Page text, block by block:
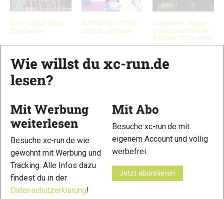
Sierre Zinal 2026:
Ergebnisse
KAT100 by UTMB
2026: Ergebnisse
Schnalstal Alpine
Trail presented by
KAILAS FUGA 2026:
Ergebnisse
Schreibe einen Kommentar
xc-run.de ist DAS deutschsprachige Trailrunning-Portal mit
aktuellen News aus der Szene, einer Traildatenbank,
Trailrunning-Community und allem was du sonst noch über
deine Lieblingssportart wissen solltest.
ObTrailrunning-Anfänger oder Profi-Sportler, wir haben
immer ein offenes Ohr für dich! Du kannst uns jederzeit über
Wie willst du xc-run.de
lesen?
Mit Werbung
weiterlesen
Besuche xc-run.de wie
gewohnt mit Werbung und
Tracking. Alle Infos dazu
findest du in der
Datenschutzerklärung!
Mit Abo
Besuche xc-run.de mit
eigenem Account und völlig
werbefrei.
Jetzt abonnieren